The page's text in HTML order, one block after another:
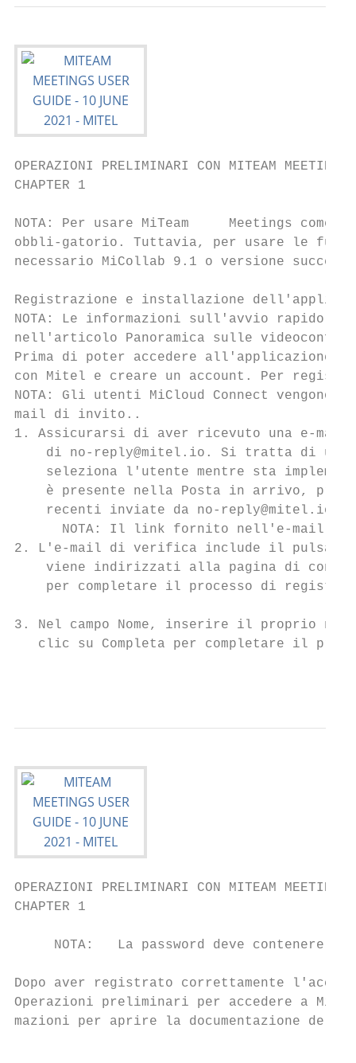
OPERAZIONI PRELIMINARI CON MITEAM MEETINGS
CHAPTER 1
NOTA: Per usare MiTeam     Meetings
obbli-gatorio. Tuttavia, per usare le
necessario MiCollab 9.1 o versione
Registrazione e installazione
NOTA: Le informazioni sull'avvio rapido
nell'articolo Panoramica sulle
Prima di poter accedere all'applicazione
con Mitel e creare un account. Per
NOTA: Gli utenti MiCloud Connect
mail di invito..
1. Assicurarsi di aver ricevuto una e-mail
di no-reply@mitel.io. Si tratta di
seleziona l'utente mentre sta
è presente nella Posta in arrivo,
    recenti inviate da no-reply@mitel.io.
NOTA: Il link fornito nell'e-mail
2. L'e-mail di verifica include il pulsante
viene indirizzati alla pagina di
per completare il processo di
3. Nel campo Nome, inserire il proprio
clic su Completa per completare il
OPERAZIONI PRELIMINARI CON MITEAM MEETINGS
CHAPTER 1
NOTA:   La password deve contenere
Dopo aver registrato correttamente
Operazioni preliminari per accedere a
mazioni per aprire la documentazione della